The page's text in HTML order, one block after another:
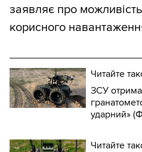
заявляє про можливість
корисного
Читайте
ЗСУ
ударний»
Читайте